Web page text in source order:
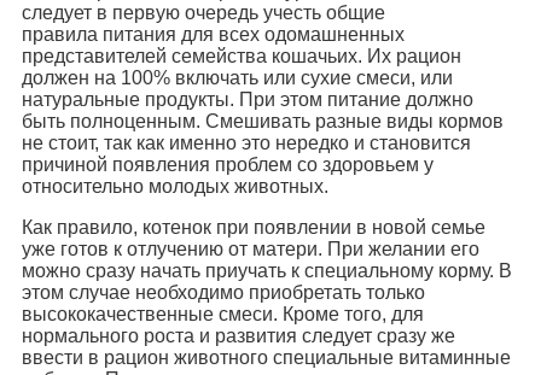
следует в первую очередь учесть общие
правила питания для всех одомашненных
представителей семейства кошачьих. Их рацион
должен на 100% включать или сухие смеси, или
натуральные продукты. При этом питание должно
быть полноценным. Смешивать разные виды кормов
не стоит, так как именно это нередко и становится
причиной появления проблем со здоровьем у
относительно молодых животных.
Как правило, котенок при появлении в новой семье
уже готов к отлучению от матери. При желании его
можно сразу начать приучать к специальному корму. В
этом случае необходимо приобретать только
высококачественные смеси. Кроме того, для
нормального роста и развития следует сразу же
ввести в рацион животного специальные витаминные